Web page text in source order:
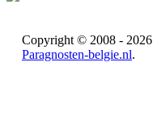
Copyright © 2008 - 2026
Paragnosten-belgie.nl.